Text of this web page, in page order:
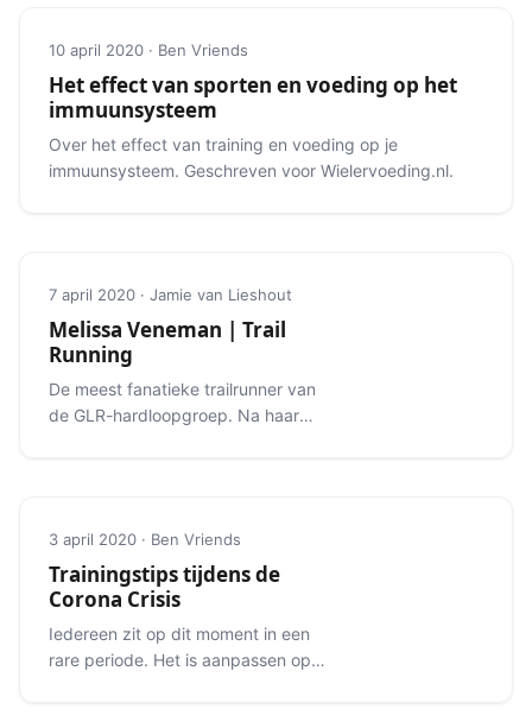
10 april 2020 · Ben Vriends
Het effect van sporten en voeding op het
immuunsysteem
Over het effect van training en voeding op je
immuunsysteem. Geschreven voor Wielervoeding.nl.
7 april 2020 · Jamie van Lieshout
Melissa Veneman | Trail
Running
De meest fanatieke trailrunner van
de GLR-hardloopgroep. Na haar
3 april 2020 · Ben Vriends
Trainingstips tijdens de
Corona Crisis
Iedereen zit op dit moment in een
rare periode. Het is aanpassen op